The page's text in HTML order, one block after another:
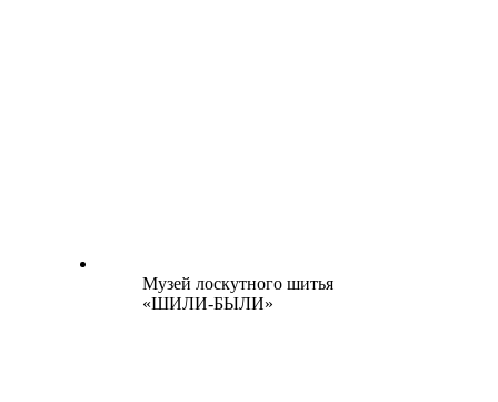
Музей лоскутного шитья
«ШИЛИ-БЫЛИ»